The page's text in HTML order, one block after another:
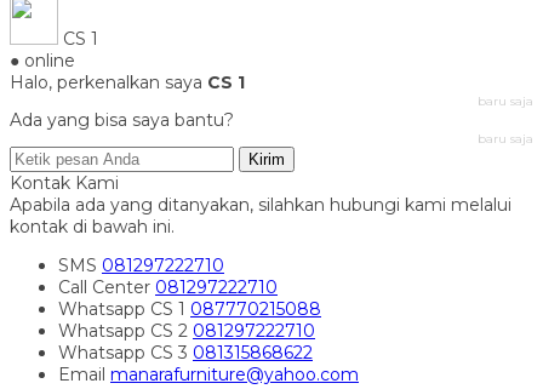
CS 1
● online
Halo, perkenalkan saya CS 1
baru saja
Ada yang bisa saya bantu?
baru saja
Kirim
Kontak Kami
Apabila ada yang ditanyakan, silahkan hubungi kami melalui
kontak di bawah ini.
SMS 081297222710
Call Center 081297222710
Whatsapp CS 1 087770215088
Whatsapp CS 2 081297222710
Whatsapp CS 3 081315868622
Email manarafurniture@yahoo.com